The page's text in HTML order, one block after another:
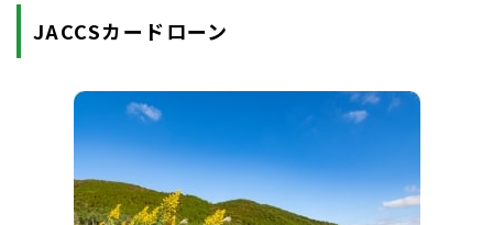
JACCSカードローン